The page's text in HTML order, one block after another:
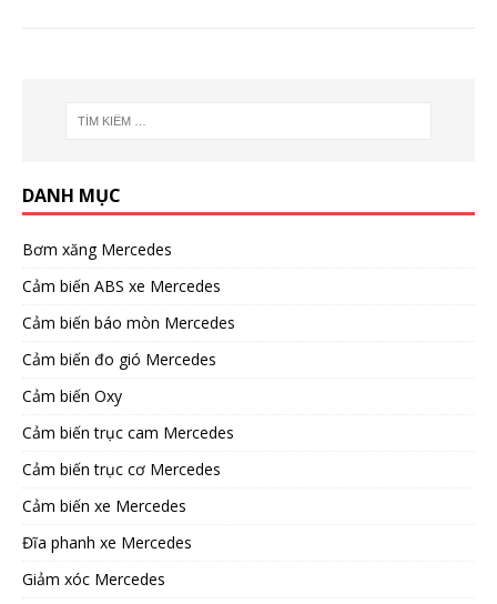
DANH MỤC
Bơm xăng Mercedes
Cảm biến ABS xe Mercedes
Cảm biến báo mòn Mercedes
Cảm biến đo gió Mercedes
Cảm biến Oxy
Cảm biến trục cam Mercedes
Cảm biến trục cơ Mercedes
Cảm biến xe Mercedes
Đĩa phanh xe Mercedes
Giảm xóc Mercedes